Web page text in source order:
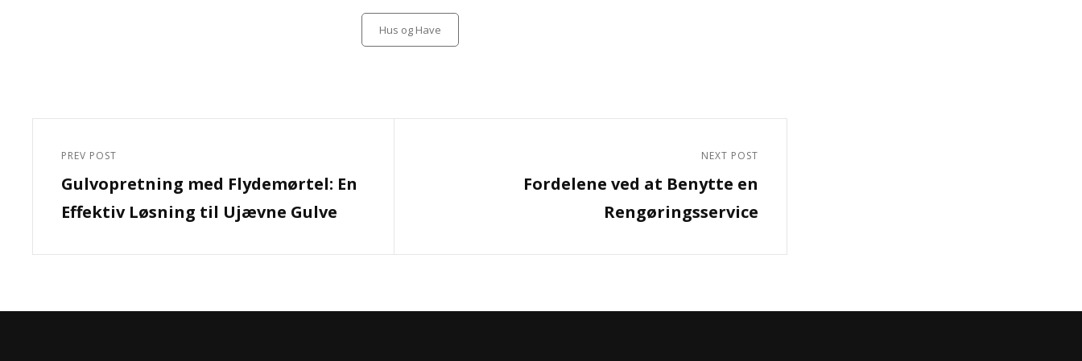
Hus og Have
Previous
Post
PREV POST
Gulvopretning med Flydemørtel: En
Effektiv Løsning til Ujævne Gulve
NEXT POST
Fordelene ved at Benytte en
Rengøringsservice